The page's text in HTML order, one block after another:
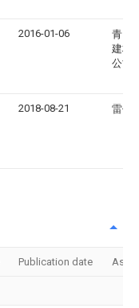
2016-01-06
青岛
建材
公司
2018-08-21 雷俊
Publication date